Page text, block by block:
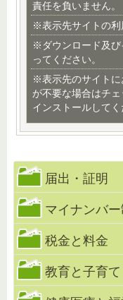
責任を負いません。
※表示先サイトの利
※ダウンロード及び
ってください。
※表示先のサイトに
が不要な場合はチ
インストールしてく
届出・証明
マイナンバ
税金と料金
教育と子育て